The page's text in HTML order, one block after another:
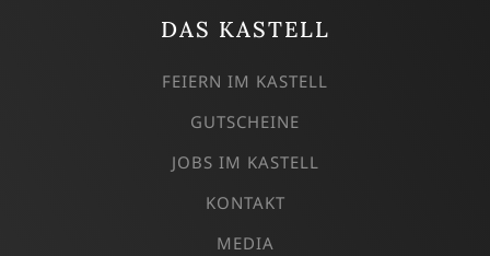
DAS KASTELL
FEIERN IM KASTELL
GUTSCHEINE
JOBS IM KASTELL
KONTAKT
MEDIA